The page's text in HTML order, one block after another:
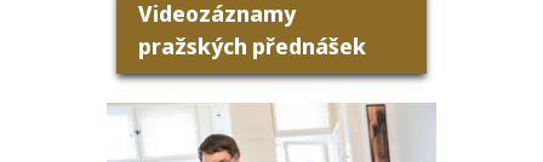
Videozáznamy
pražských přednášek